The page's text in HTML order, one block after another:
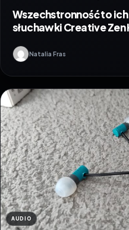
Wszechstronność to
słuchawki Creative Zen
Natalia Fras
AUDIO